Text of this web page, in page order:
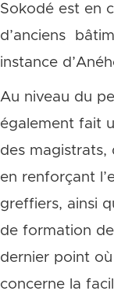
Sokodé est en
d’anciens
instance
Au niveau du
également fait
des magistrats,
en renforçant
greffiers, ainsi
de formation
dernier point
concerne la